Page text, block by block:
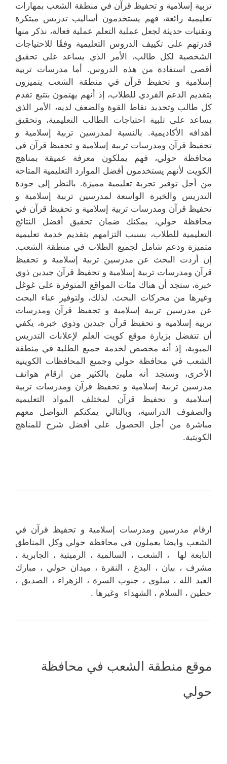
تربية إسلامية و تحفيظ قرآن في منطقة الشعب بمهارات
تعليمية رائعة، فهم يستخدمون أساليب تدريس مبتكرة
وتقنيات حديثة لجعل عملية التعلم عملية فعالة، نذكر منها
قدرتهم على تكييف الدروس التعليمية وفقًا للاحتياجات
الشخصية لكل طالب، الأمر الذي يساعد على تحقيق
أقصى استفادة من هذه الدروس. أما مدرسات تربية
إسلامية و تحفيظ قرآن في منطقة الشعب يتميزون
بتقديم الدعم الفردي للطلاب، إذ أنهم يهتمون بتتبع تقدم
كل طالب وتحديد نقاط القوة والضعف لديه، الأمر الذي
يساعد على تلبية احتياجات الطالب التعليمية، وتحقيق
أهدافه الأكاديمية. بالنسبة لمدرسين تربية إسلامية و
تحفيظ قرآن ومدرسات تربية إسلامية و تحفيظ قرآن في
محافظة حولي، فهم يملكون معرفة عميقة بمناهج
الكويت لأنهم يستخدمون أفضل الموارد التعليمية المتاحة
من أجل توفير تجربة تعليمية مميزة. بالنظر إلى جودة
التدريس والخبرة الواسعة لمدرسين تربية إسلامية و
تحفيظ قرآن ومدرسات تربية إسلامية و تحفيظ قرآن في
محافظة حولي، يمكنك ضمان تحقيق أفضل النتائج
التعليمية للطلاب، بسبب التزامهم بتقديم خدمة تعليمية
متميزة ودعم شامل لجميع الطلاب في منطقة الشعب.
إن أردت البحث عن مدرسين تربية إسلامية و تحفيظ
قرآن ومدرسات تربية إسلامية و تحفيظ قرآن جيدين ذوي
خبرة، ستجد أن هناك مئات المواقع المتوفرة على غوغل
وغيرها من محركات البحث. لذلك، ولتوفير عناء البحث
عن مدرسين تربية إسلامية و تحفيظ قرآن ومدرسات
تربية إسلامية و تحفيظ قرآن جيدين وذوي خبرة، يكفي
أن تتفضل بزيارة موقع كويت العلم لإعلانات التدريس
المبوبة، إذ أنه مخصص لخدمة جميع الطلبة في منطقة
الشعب في محافظة حولي وجميع المحافظات الكويتية
الأخرى، وستجد أنه مليئ بالكثير من ارقام هواتف
مدرسين تربية إسلامية و تحفيظ قرآن ومدرسات تربية
إسلامية و تحفيظ قرآن لمختلف المواد التعليمية
والصفوف الدراسية، وبالتالي يمكنكم التواصل معهم
مباشرة من أجل الحصول على أفضل شرح للمناهج
الكويتية.
ارقام مدرسين ومدرسات إسلامية و تحفيظ قرآن في
الشعب وايضا يعملون في محافظة حولي وكل المناطق
التابعة لها ، الشعب ، السالمية ، الرميثية ، الجابرية ،
مشرف ، بيان ، البدع ، النقرة ، ميدان حولي ، مبارك
العبد الله ، سلوى ، جنوب السرة ، الزهراء ، الصديق ،
حطين ، السلام ، الشهداء وغيرها .
موقع منطقة الشعب في محافظة
حولي